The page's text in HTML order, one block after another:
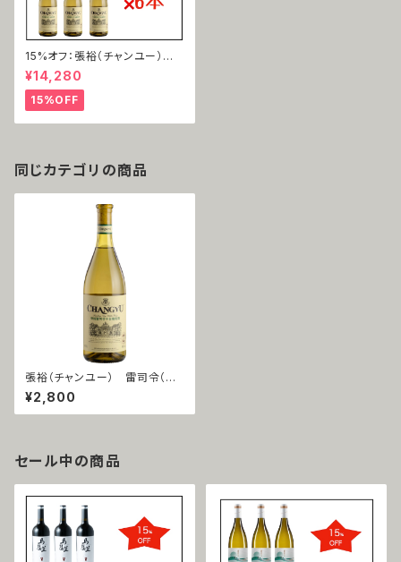
15%オフ：張裕（チャンユー）
雷司令（リースリング）2021
¥14,280
15%OFF
同じカテゴリの商品
張裕（チャンユー） 雷司令（リ
ースリング）2021
¥2,800
セール中の商品